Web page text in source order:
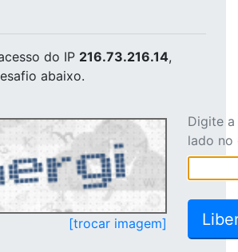
do IP 216.73.216.14,
abaixo.
[trocar imagem]
Digite
lado no